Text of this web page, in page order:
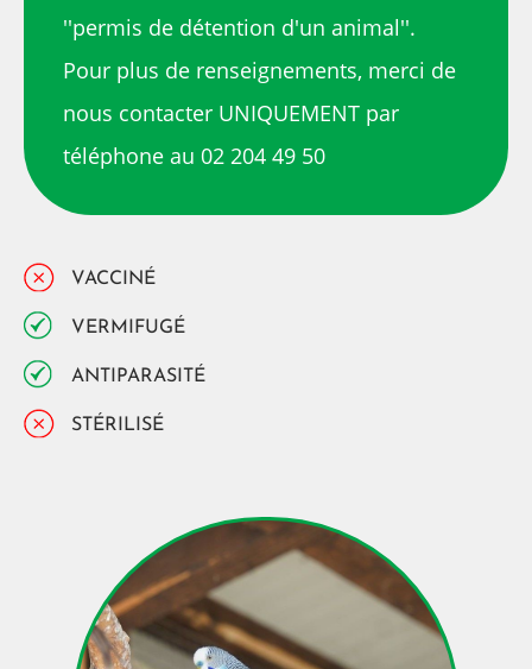
''permis de détention d'un animal''.
Pour plus de renseignements, merci de
nous contacter UNIQUEMENT par
téléphone au 02 204 49 50
VACCINÉ
VERMIFUGÉ
ANTIPARASITÉ
STÉRILISÉ